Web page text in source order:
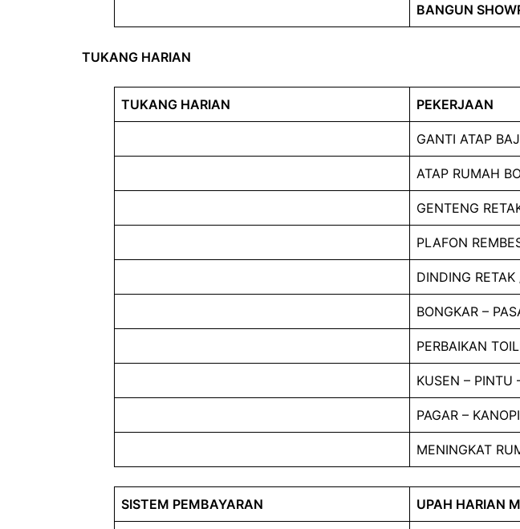
BANGUN
TUKANG HARIAN
TUKANG HARIAN PEKERJAAN
GANTI ATAP
ATAP RUMAH
GENTENG
PLAFON
DINDING
BONGKAR –
PERBAIKAN
KUSEN – PINTU
PAGAR –
MENINGKAT
SISTEM PEMBAYARAN UPAH HARIAN